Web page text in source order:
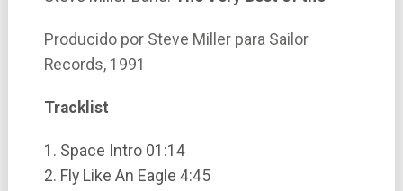
Producido por Steve Miller para Sailor
Records, 1991
Tracklist
1. Space Intro 01:14
2. Fly Like An Eagle 4:45